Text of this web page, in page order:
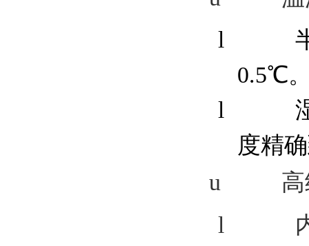
l
0.5℃
l
度精
u
l